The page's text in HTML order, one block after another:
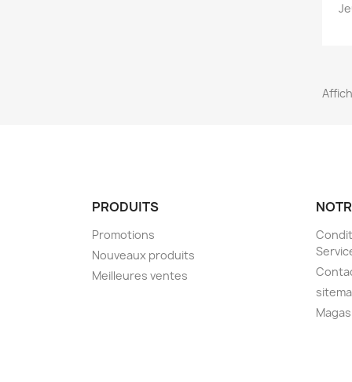
PRODUITS
Promotions
Nouveaux produits
Meilleures ventes